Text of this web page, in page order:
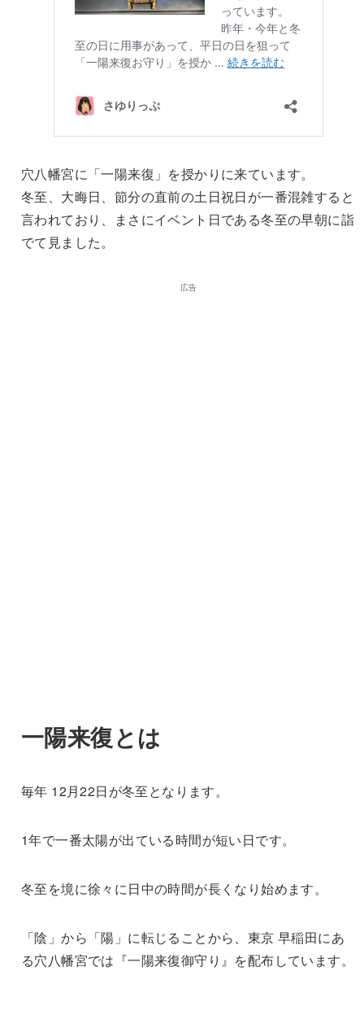
穴八幡宮に「一陽来復」を授かりに来ています。
冬至、大晦日、節分の直前の土日祝日が一番混雑すると
言われており、まさにイベント日である冬至の早朝に詣
でて見ました。
広告
一陽来復とは
毎年 12月22日が冬至となります。
1年で一番太陽が出ている時間が短い日です。
冬至を境に徐々に日中の時間が長くなり始めます。
「陰」から「陽」に転じることから、東京 早稲田にあ
る穴八幡宮では『一陽来復御守り』を配布しています。